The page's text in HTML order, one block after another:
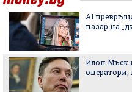
AI
пазар на
Илон Мъск